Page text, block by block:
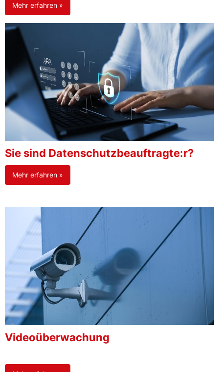
Mehr erfahren »
Sie sind Datenschutzbeauftragte:r?
Mehr erfahren »
Videoüberwachung